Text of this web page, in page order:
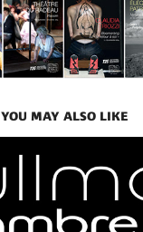
YOU MAY ALSO LIKE